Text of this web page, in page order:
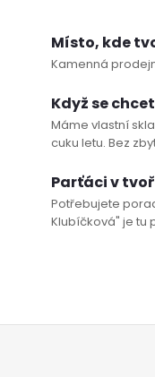
Místo, kde
Kamenná
Když se
Máme vlastní
cuku letu. Bez
Parťáci v
Potřebujete
Klubíčková" je tu